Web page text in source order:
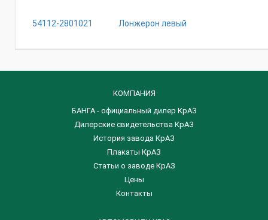
54112-2801021 Лонжерон левый
КОМПАНИЯ
БАНГА - официальный дилер КрАЗ
Дилерские свидетельства КрАЗ
История завода КрАЗ
Плакаты КрАЗ
Статьи о заводе КрАЗ
Цены
Контакты